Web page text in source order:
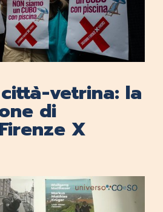
vetrina: la
di
X